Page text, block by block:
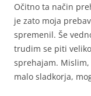
Očitno ta način
je zato moja
spremenil. Še
trudim se piti
sprehajam.
malo sladkorja,